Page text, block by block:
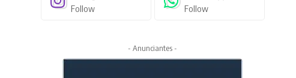
Follow Follow
- Anunciantes -